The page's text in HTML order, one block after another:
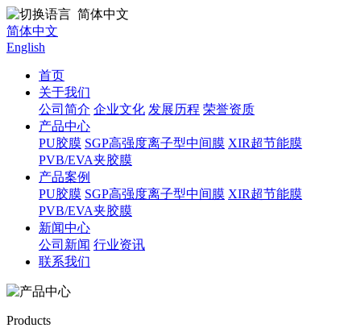
简体中文
简体中文
English
首页
关于我们
公司简介 企业文化 发展历程 荣誉资质
产品中心
PU胶膜 SGP高强度离子型中间膜 XIR超节能膜
PVB/EVA夹胶膜
产品案例
PU胶膜 SGP高强度离子型中间膜 XIR超节能膜
PVB/EVA夹胶膜
新闻中心
公司新闻 行业资讯
联系我们
Products